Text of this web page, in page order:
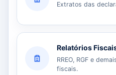
Extratos das
Relatórios
RREO, RGF e
fiscais.